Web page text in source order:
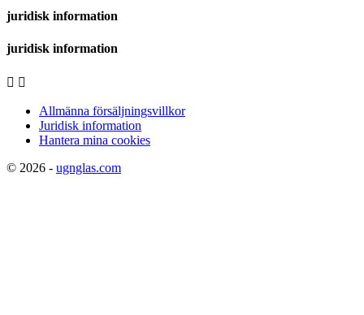
juridisk information
juridisk information
 
Allmänna försäljningsvillkor
Juridisk information
Hantera mina cookies
© 2026 - ugnglas.com